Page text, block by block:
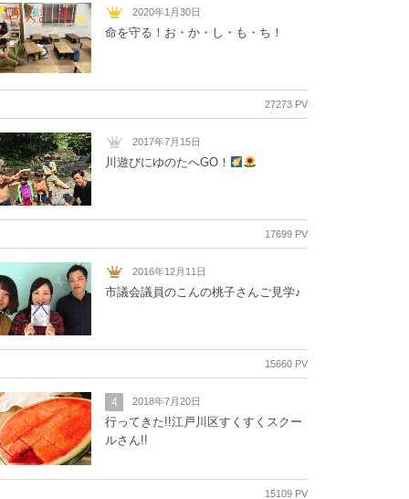
2020年1月30日
命を守る！お・か・し・も・ち！
27273 PV
2017年7月15日
川遊びにゆのたへGO！
17699 PV
2016年12月11日
市議会議員のこんの桃子さんご見学♪
15660 PV
4 2018年7月20日
行ってきた!!江戸川区すくすくスクー
ルさん!!
15109 PV